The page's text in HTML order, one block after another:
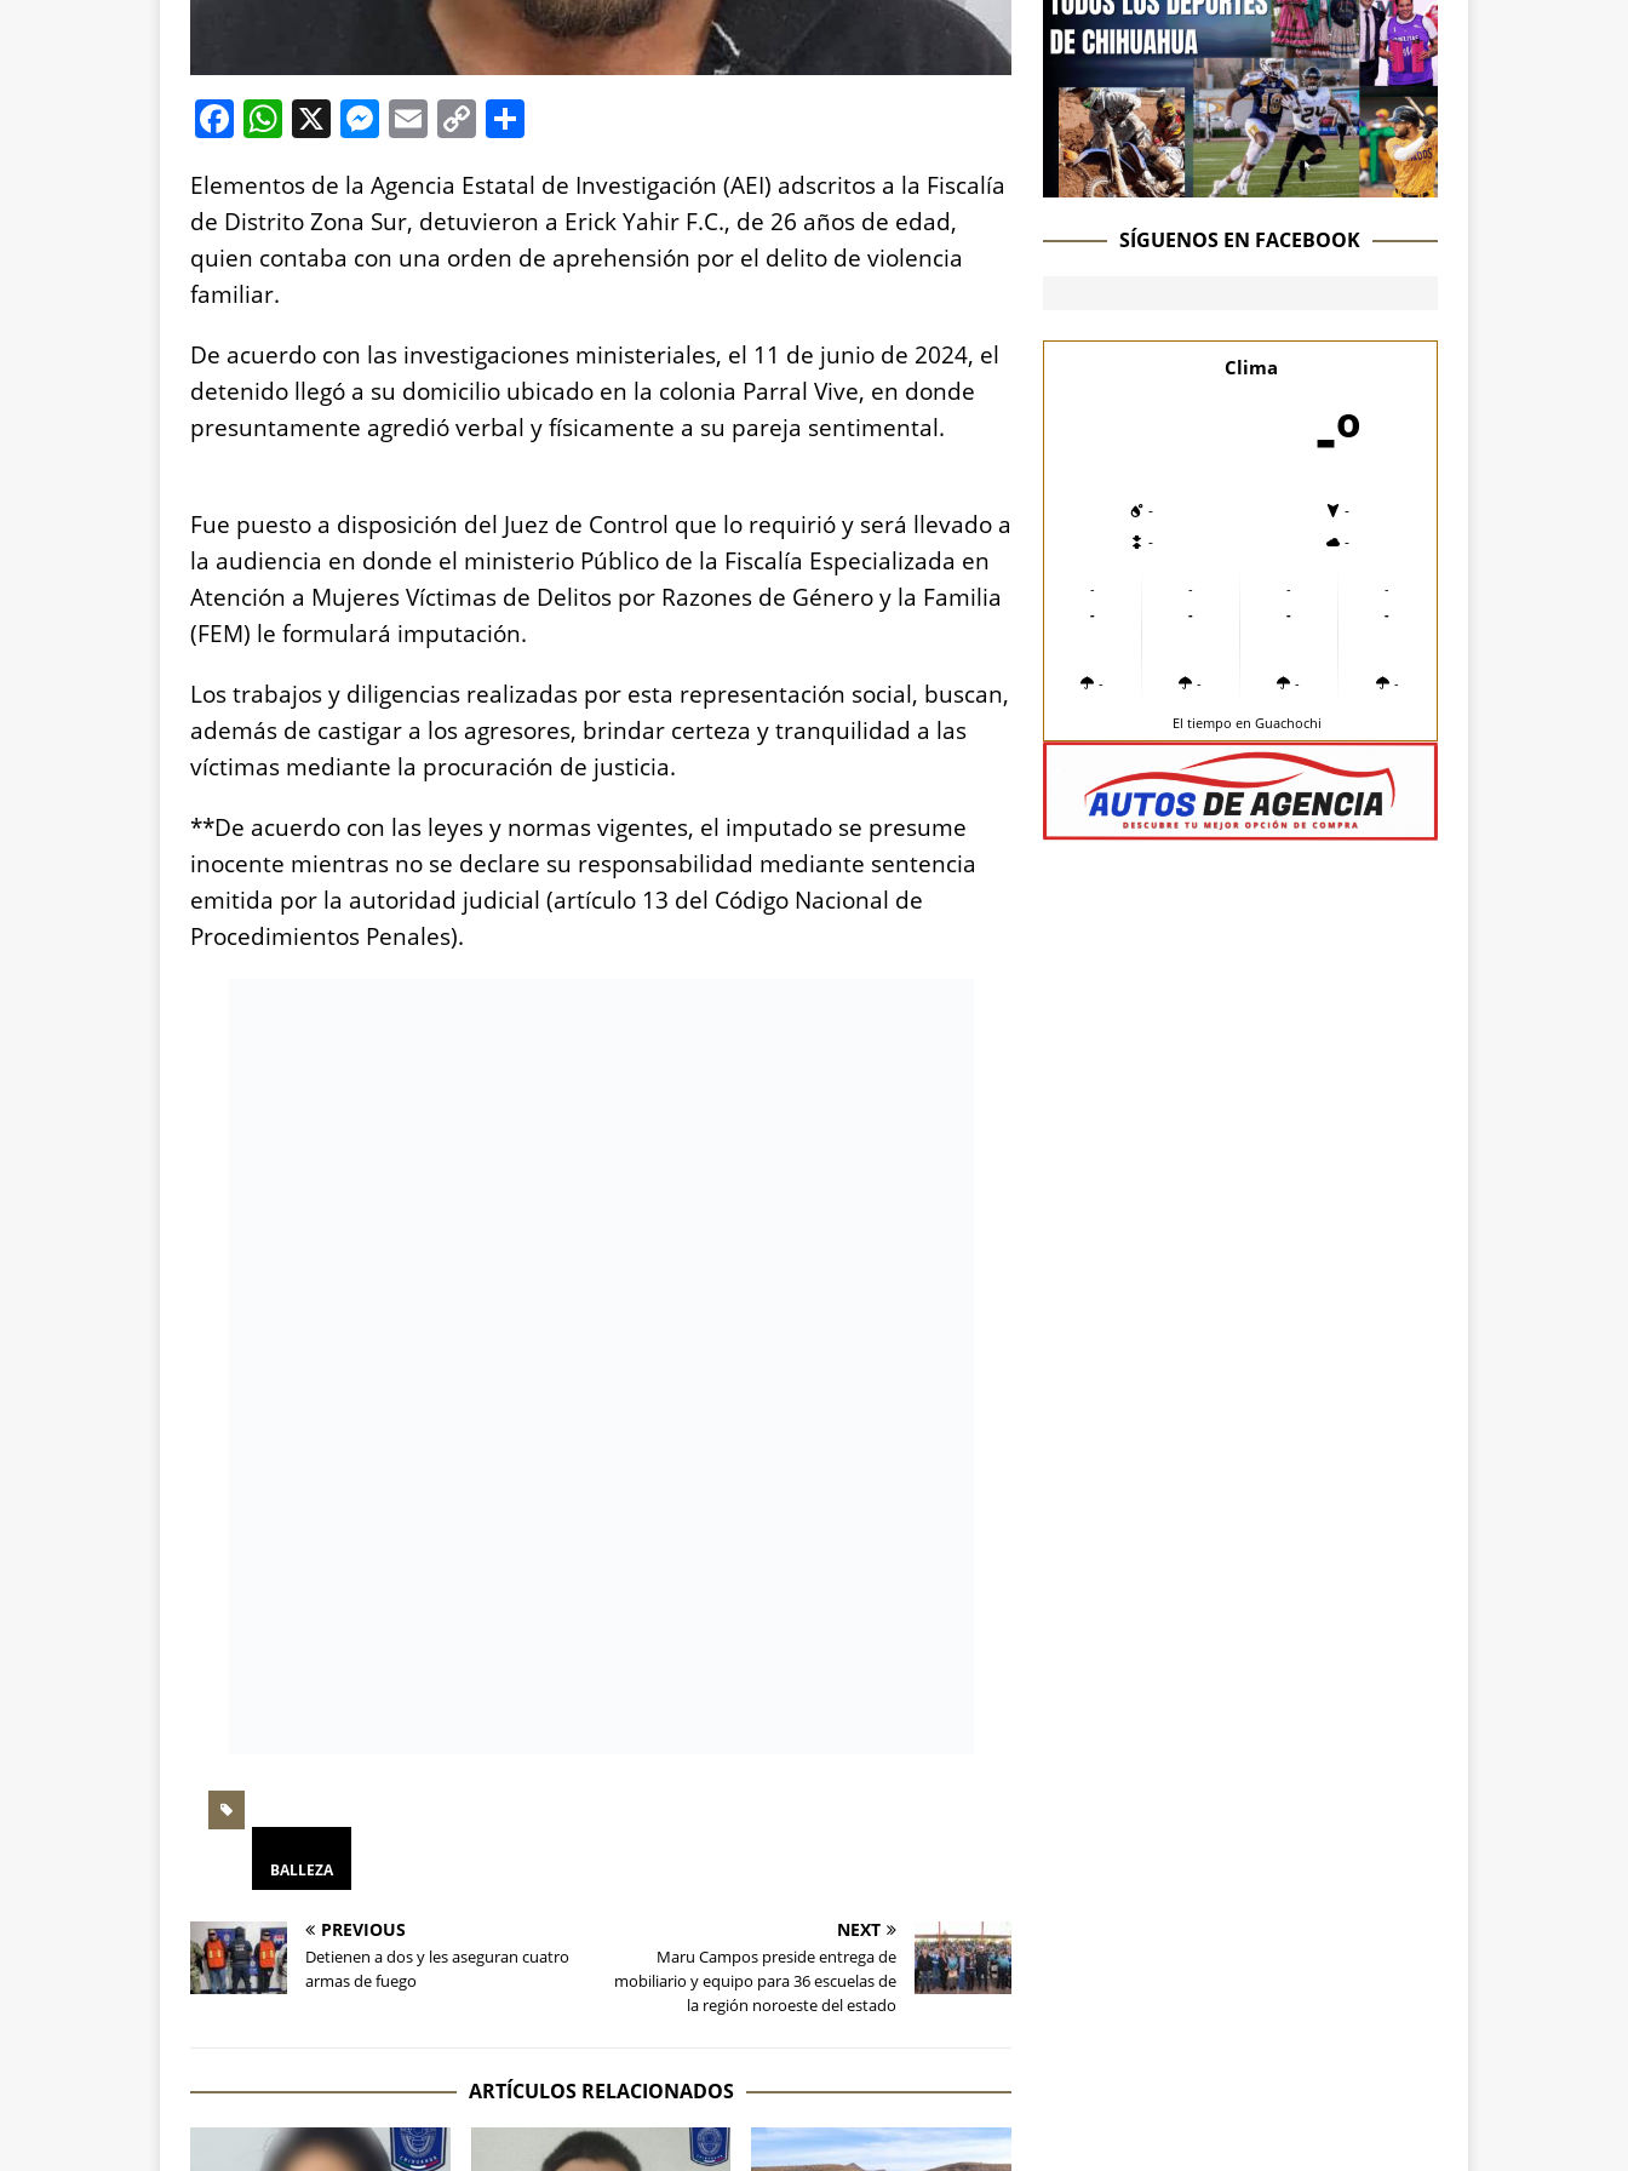
F
c
e
b
o
o
k
W
at
s
A
p
X M
ss
e
n
er
E
ai
l
C
p
y
Li
k
a
re
Elementos de la Agencia Estatal de Investigación (AEI) adscritos a la Fiscalía
de Distrito Zona Sur, detuvieron a Erick Yahir F.C., de 26 años de edad,
quien contaba con una orden de aprehensión por el delito de violencia
familiar.
De acuerdo con las investigaciones ministeriales, el 11 de junio de 2024, el
detenido llegó a su domicilio ubicado en la colonia Parral Vive, en donde
presuntamente agredió verbal y físicamente a su pareja sentimental.
Fue puesto a disposición del Juez de Control que lo requirió y será llevado a
la audiencia en donde el ministerio Público de la Fiscalía Especializada en
Atención a Mujeres Víctimas de Delitos por Razones de Género y la Familia
(FEM) le formulará imputación.
Los trabajos y diligencias realizadas por esta representación social, buscan,
además de castigar a los agresores, brindar certeza y tranquilidad a las
víctimas mediante la procuración de justicia.
**De acuerdo con las leyes y normas vigentes, el imputado se presume
inocente mientras no se declare su responsabilidad mediante sentencia
emitida por la autoridad judicial (artículo 13 del Código Nacional de
Procedimientos Penales).
BALLEZA
PREVIOUS
Detienen a dos y les aseguran cuatro
armas de fuego
NEXT
Maru Campos preside entrega de
mobiliario y equipo para 36 escuelas de
la región noroeste del estado
ARTÍCULOS RELACIONADOS
SÍGUENOS EN FACEBOOK
Clima
-º
-
-
-
-
-
-
-
-
-
-
-
-
-
-
-
-
El tiempo en Guachochi